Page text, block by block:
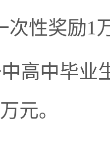
次性奖励1
高中毕业
元。